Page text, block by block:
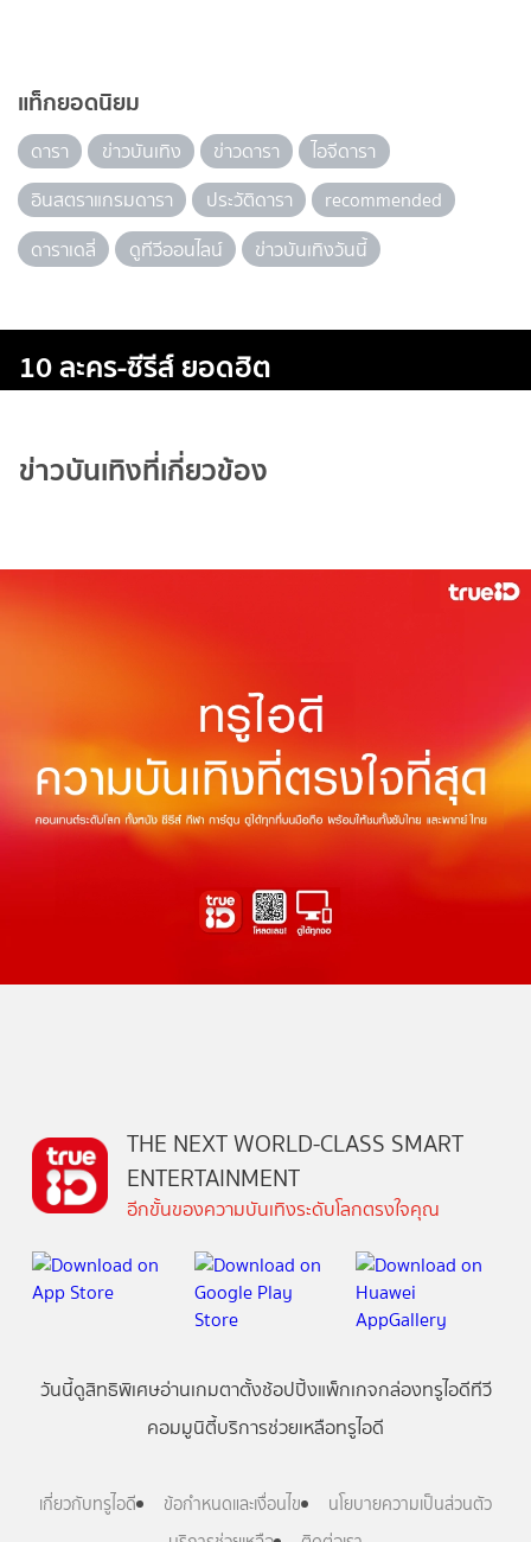
แท็กยอดนิยม
ดารา ข่าวบันเทิง ข่าวดารา
ไอจีดารา
อินสตราแกรมดารา
ประวัติดารา
recommended
ดาราเดลี่
ดูทีวีออนไลน์ ข่าวบันเทิงวันนี้
10 ละคร-ซีรีส์ ยอดฮิต
ข่าวบันเทิงที่เกี่ยวข้อง
THE NEXT WORLD-CLASS SMART
ENTERTAINMENT
อีกขั้นของความบันเทิงระดับโลกตรงใจคุณ
วันนี้ดูสิทธิพิเศษอ่านเกมตาตั้งช้อปปิ้งแพ็กเกจกล่องทรูไอดีทีวี
คอมมูนิตี้บริการช่วยเหลือทรูไอดี
เกี่ยวกับทรูไอดี ข้อกำหนดและเงื่อนไข
นโยบายความเป็นส่วนตัว